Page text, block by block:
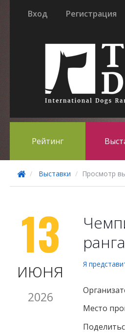
Вход Регистрация
Рейтинг
Выставки Просмотр
13
июня
2026
Я
Место